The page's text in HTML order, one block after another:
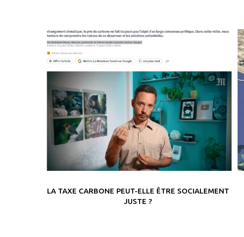
LA TAXE CARBONE PEUT-ELLE ÊTRE SOCIALEMENT
JUSTE ?